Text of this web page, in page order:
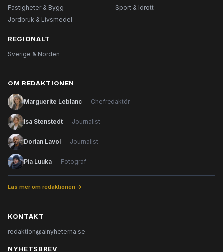
Fastigheter & Bygg
Sport & Idrott
Jordbruk & Livsmedel
REGIONALT
Sverige & Norden
OM REDAKTIONEN
Marguerite Leblanc — Chefredaktör
Isa Stenstedt — Journalist
Dorian Lavol — Journalist
Pia Luuka — Fotograf
Läs mer om redaktionen →
KONTAKT
redaktion@ainyheterna.se
NYHETSBREV